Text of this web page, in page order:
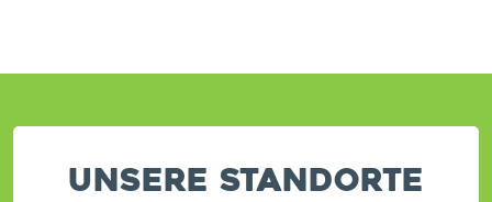
Unsere Standorte